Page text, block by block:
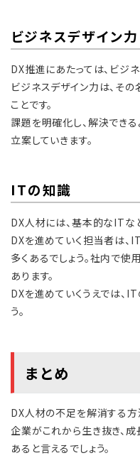
ビジネスデザイン力
DX推進にあたっては、ビジ
ビジネスデザイン力は、そ
ことです。
課題を明確化し、解決でき
立案していきます。
ITの知識
DX人材には、基本的なITな
DXを進めていく担当者は
多くあるでしょう。社内で
あります。
DXを進めていくうえでは、
う。
まとめ
DX人材の不足を解消する方
企業がこれから生き抜き、
あると言えるでしょう。